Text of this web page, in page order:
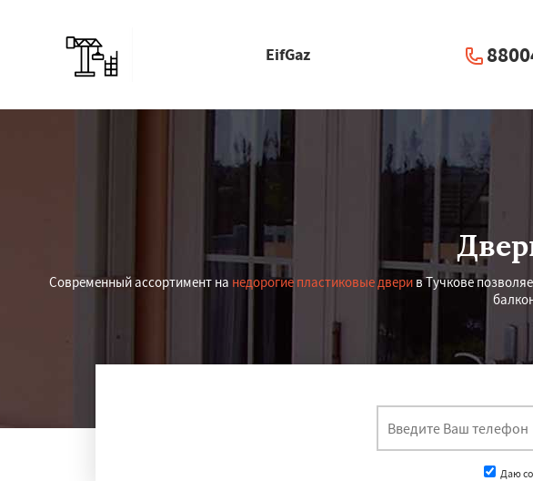
EifGaz
Современный ассортимент на недорогие пластиковые двери в Тучкове
Даю